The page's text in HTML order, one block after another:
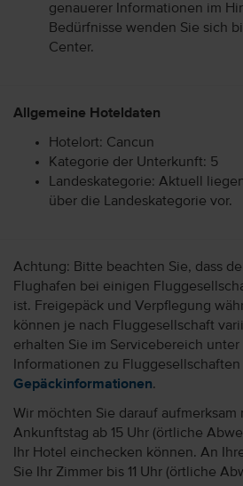
genauerer Informationen im
Bedürfnisse wenden Sie sich
Center.
Allgemeine Hoteldaten
Hotelort: Cancun
Kategorie der Unterkunft: 5
Landeskategorie: Aktuell
über die Landeskategorie vor.
Achtung: Bitte beachten Sie, dass
Flughafen bei einigen
ist. Freigepäck und Verpflegung
können je nach Fluggesellschaft
erhalten Sie im Servicebereich unter
Informationen zu Fluggesellschaften
Gepäckinformationen.
Wir möchten Sie darauf aufmerksam
Ankunftstag ab 15 Uhr (örtliche
Ihr Hotel einchecken können. An
Sie Ihr Zimmer bis 11 Uhr (örtliche